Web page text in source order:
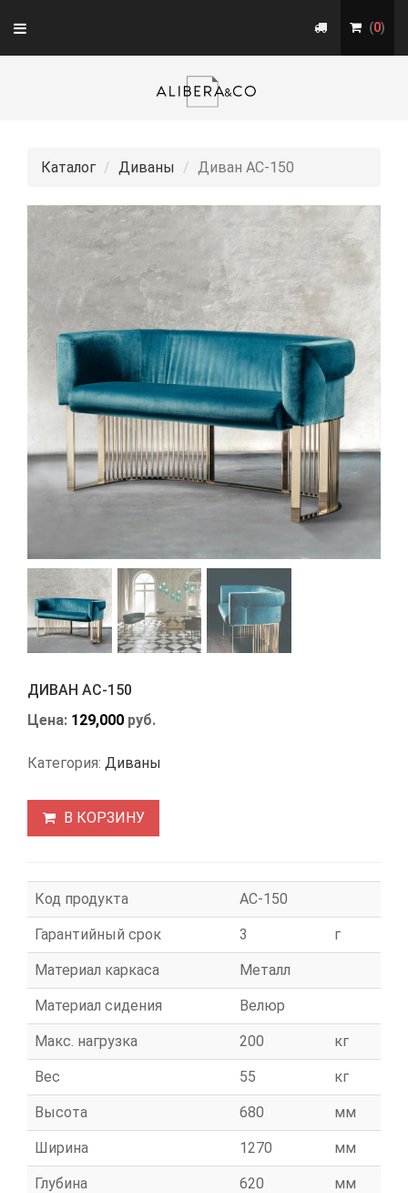
Toggle
navigation
(0)
Каталог Диваны Диван АС-150
ДИВАН АС-150
Цена: 129,000 руб.
Категория: Диваны
В КОРЗИНУ
Код продукта АС-150
Гарантийный срок 3 г
Материал каркаса Металл
Материал сидения Велюр
Макс. нагрузка 200 кг
Вес 55 кг
Высота 680 мм
Ширина 1270 мм
Глубина 620 мм